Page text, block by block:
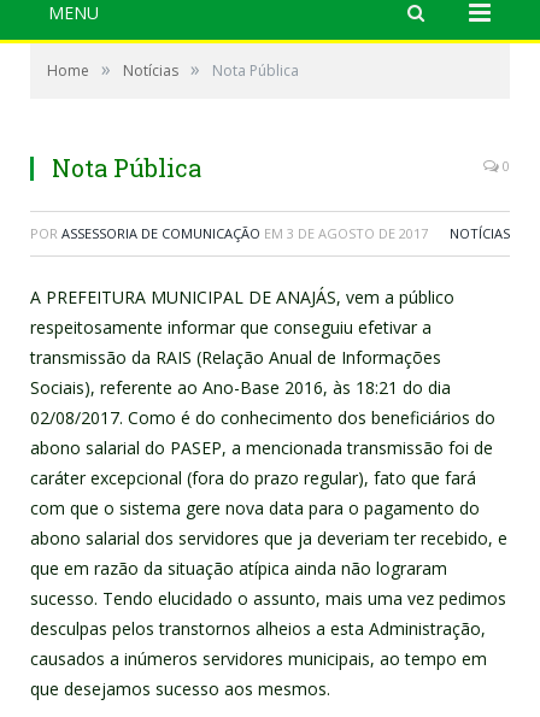
MENU
Home » Notícias » Nota Pública
Nota Pública 0
POR ASSESSORIA DE COMUNICAÇÃO EM 3 DE AGOSTO DE 2017 NOTÍCIAS
A PREFEITURA MUNICIPAL DE ANAJÁS, vem a público
respeitosamente informar que conseguiu efetivar a
transmissão da RAIS (Relação Anual de Informações
Sociais), referente ao Ano-Base 2016, às 18:21 do dia
02/08/2017. Como é do conhecimento dos beneficiários do
abono salarial do PASEP, a mencionada transmissão foi de
caráter excepcional (fora do prazo regular), fato que fará
com que o sistema gere nova data para o pagamento do
abono salarial dos servidores que ja deveriam ter recebido, e
que em razão da situação atípica ainda não lograram
sucesso. Tendo elucidado o assunto, mais uma vez pedimos
desculpas pelos transtornos alheios a esta Administração,
causados a inúmeros servidores municipais, ao tempo em
que desejamos sucesso aos mesmos.